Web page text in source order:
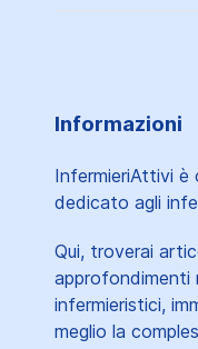
Informazioni
InfermieriAttivi è
dedicato agli
Qui, troverai
approfondimenti
infermieristici,
meglio la